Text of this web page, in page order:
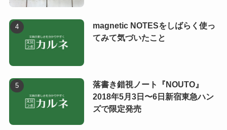
magnetic NOTESをしばらく使っ
てみて気づいたこと
落書き錯視ノート『NOUTO』
2018年5月3日〜6日新宿東急ハン
ズで限定発売